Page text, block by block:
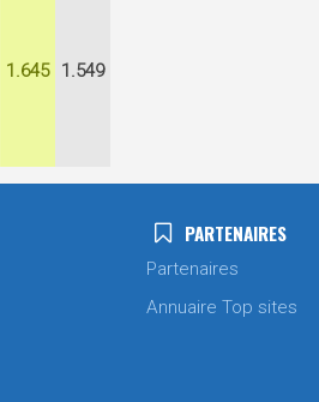
1.645 1.549
PARTENAIRES
Partenaires
Annuaire Top sites